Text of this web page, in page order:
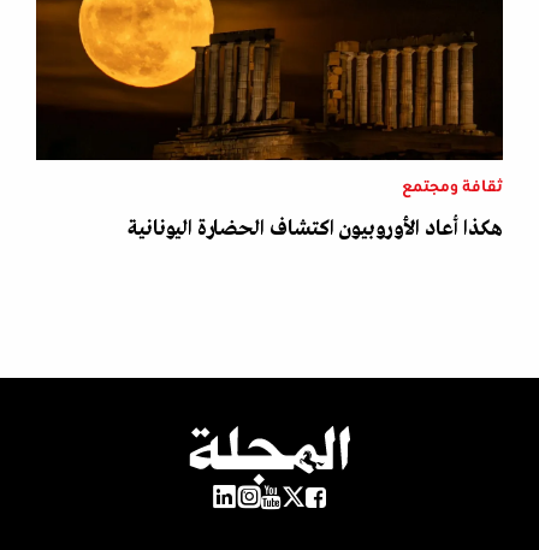
ثقافة ومجتمع
هكذا أعاد الأوروبيون اكتشاف الحضارة اليونانية